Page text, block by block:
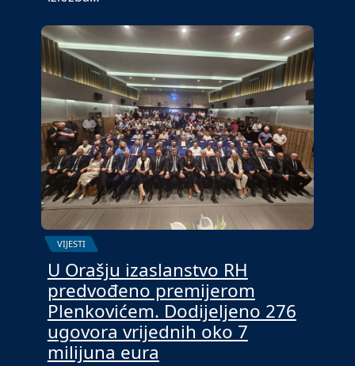
VIJESTI
U Orašju izaslanstvo RH
predvođeno premijerom
Plenkovićem. Dodijeljeno 276
ugovora vrijednih oko 7
milijuna eura